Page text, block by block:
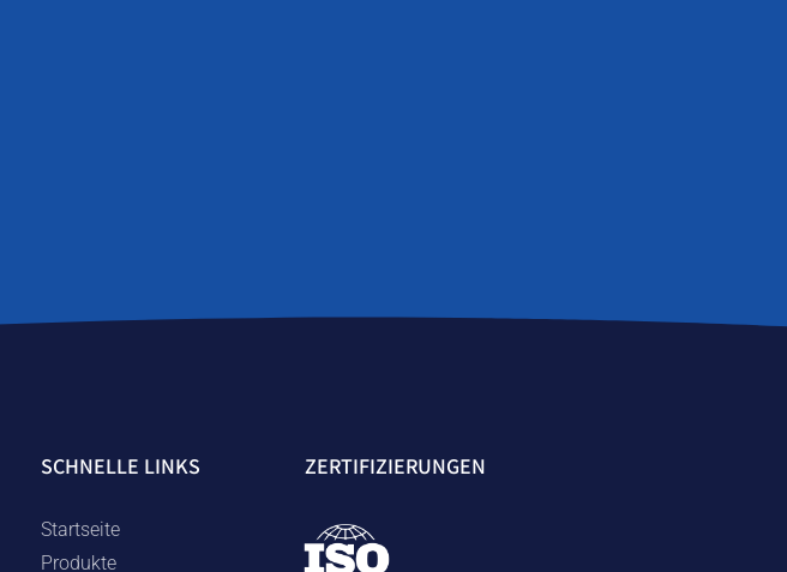
SCHNELLE LINKS
Startseite
Produkte
ZERTIFIZIERUNGEN